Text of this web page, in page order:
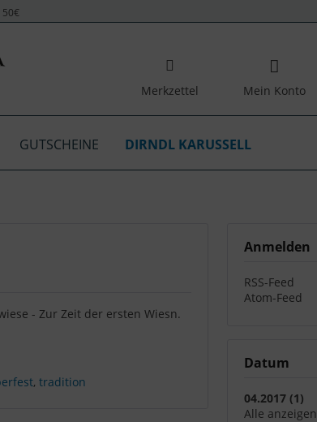
50€
Merkzettel Mein Konto
GUTSCHEINE DIRNDL KARUSSELL
Anmelden
RSS-Feed
Atom-Feed
Datum
04.2017 (1)
Alle anzeigen
- Zur Zeit der ersten Wiesn.
,tradition